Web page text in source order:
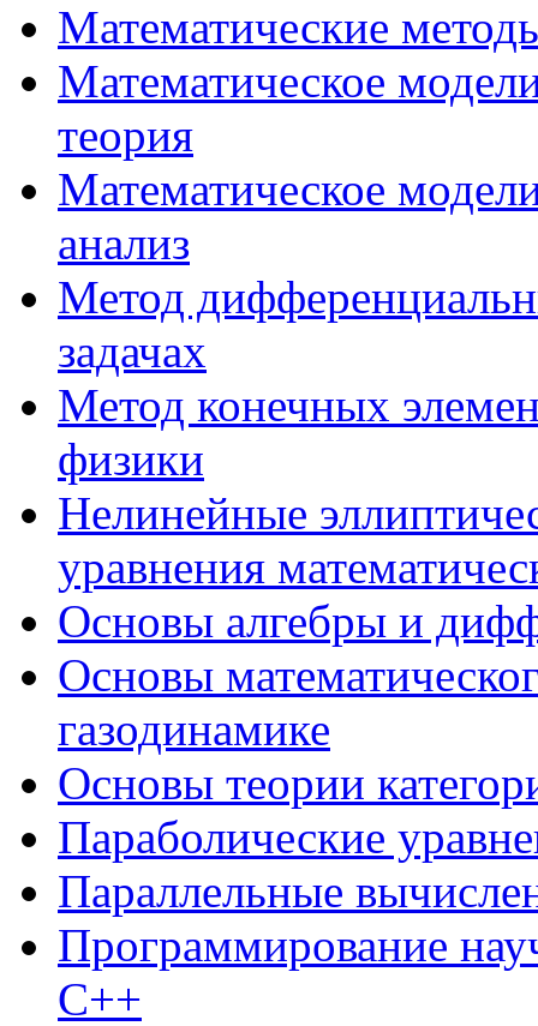
Математические
Математическое
теория
Математическое
анализ
Метод
задачах
Метод конечных
физики
Нелинейные
уравнения
Основы алгебры и
Основы
газодинамике
Основы теории
Параболические
Параллельные
Программирование
С++